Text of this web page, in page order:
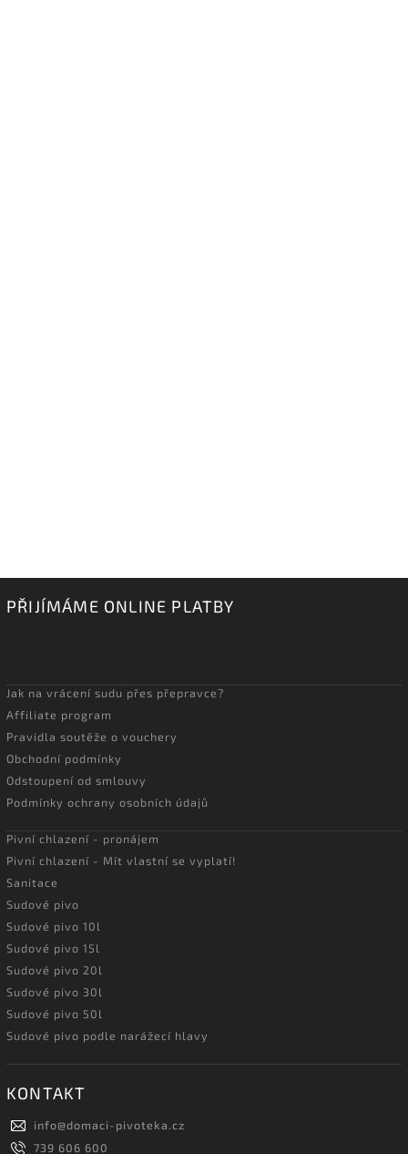
PŘIJÍMÁME ONLINE PLATBY
Jak na vrácení sudu přes přepravce?
Affiliate program
Pravidla soutěže o vouchery
Obchodní podmínky
Odstoupení od smlouvy
Podmínky ochrany osobních údajů
Pivní chlazení - pronájem
Pivní chlazení - Mít vlastní se vyplatí!
Sanitace
Sudové pivo
Sudové pivo 10l
Sudové pivo 15l
Sudové pivo 20l
Sudové pivo 30l
Sudové pivo 50l
Sudové pivo podle narážecí hlavy
KONTAKT
info@domaci-pivoteka.cz
739 606 600